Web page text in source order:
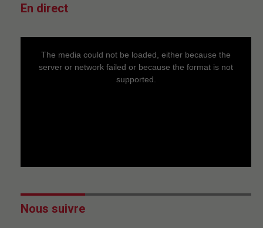
En direct
The media could not be loaded, either because the
server or network failed or because the format is not
supported.
Nous suivre